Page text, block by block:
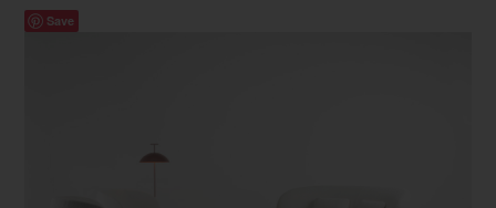
Save